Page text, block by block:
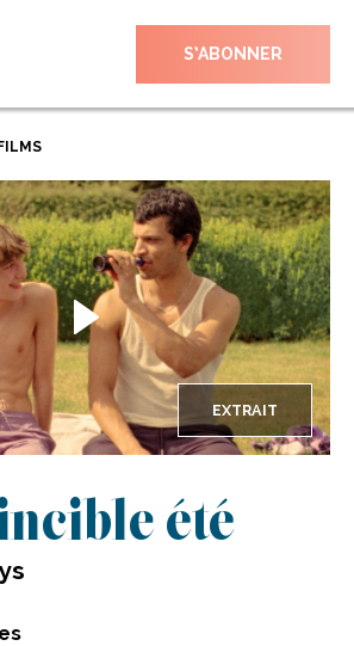
S’ABONNER
EXTRAIT
été